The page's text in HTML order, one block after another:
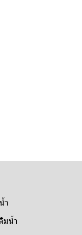
ำ
มน้ำ